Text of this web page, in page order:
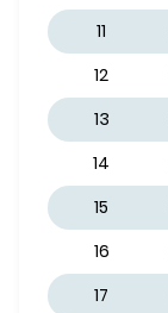
11
12
13
14
15
16
17